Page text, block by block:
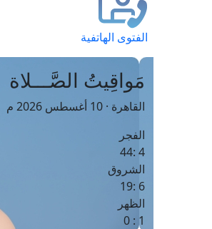
الفتوى الهاتفية
مَواقِيتُ الصَّـــلاة
القاهرة · 10 أغسطس 2026 م
الفجر
4 :44
الشروق
6 :19
الظهر
1 : 0